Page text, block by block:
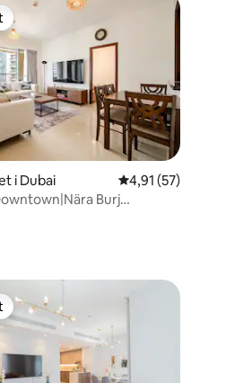
betyg, 40 omdömen
i Dubai 4,91 av 5 i
4,91 (57)
Burj